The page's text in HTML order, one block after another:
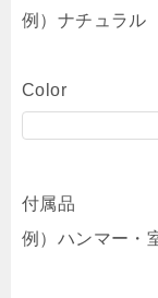
例）ナチュラル
Color
付属品
例）ハンマー・